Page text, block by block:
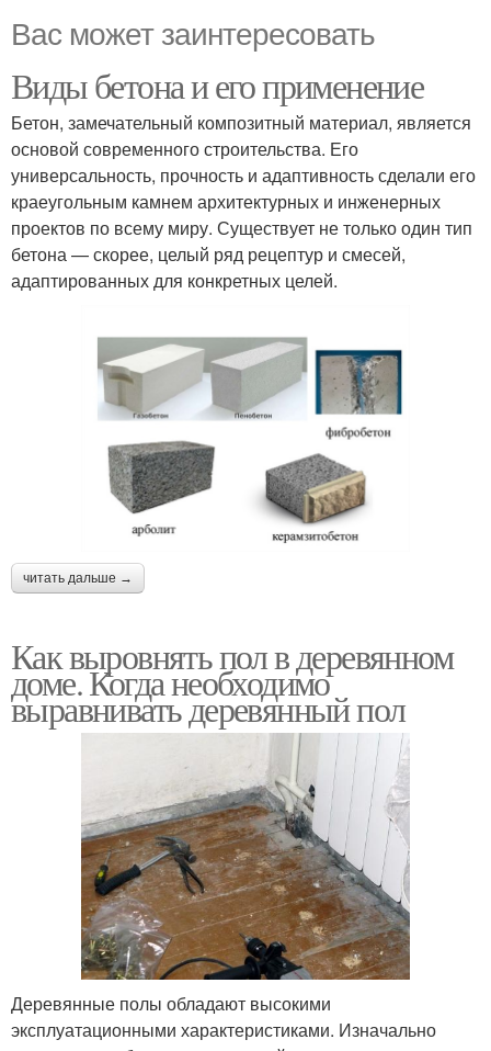
Вас может заинтересовать
Виды бетона и его применение
Бетон, замечательный композитный материал, является
основой современного строительства. Его
универсальность, прочность и адаптивность сделали его
краеугольным камнем архитектурных и инженерных
проектов по всему миру. Существует не только один тип
бетона — скорее, целый ряд рецептур и смесей,
адаптированных для конкретных целей.
читать дальше →
Как выровнять пол в деревянном
доме. Когда необходимо
выравнивать деревянный пол
Деревянные полы обладают высокими
эксплуатационными характеристиками. Изначально